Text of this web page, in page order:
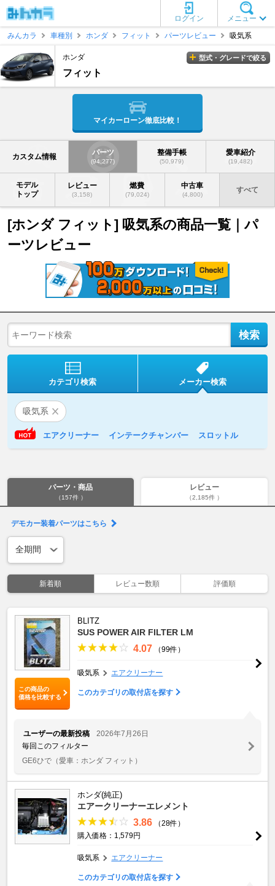
メニュー
ログイン
みんカラ
車種別 ホンダ フィット パーツレビュー 吸気系
ホンダ
フィット
型式・グレードで絞る
マイカーローン徹底比較！
カスタム情報 パーツ
(94,277)
整備手帳
(50,979)
愛車紹介
(19,482)
モデル
トップ
レビュー
(3,158)
燃費
(79,024)
中古車
(4,800)
すべて
[ホンダ フィット] 吸気系の商品一覧｜パ
ーツレビュー
カテゴリ検索 メーカー検索
吸気系
エアクリーナー インテークチャンバー スロットル
パーツ・商品
（157件 ）
レビュー
（2,185件 ）
デモカー装着パーツはこちら
新着順 レビュー数順 評価順
この商品の
価格を比較する
BLITZ
SUS POWER AIR FILTER LM
4.07 （99件）
吸気系 エアクリーナー
このカテゴリの取付店を探す
ユーザーの最新投稿
2026年7月26日
毎回このフィルター
GE6ひで （愛車：ホンダ フィット）
ホンダ(純正)
エアークリーナーエレメント
3.86
（28件）
購入価格：1,579円
吸気系 エアクリーナー
このカテゴリの取付店を探す